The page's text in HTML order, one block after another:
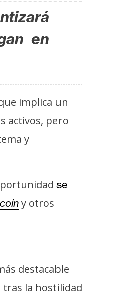
en
implica un
activos, pero
y
se
y otros
destacable
tras la hostilidad